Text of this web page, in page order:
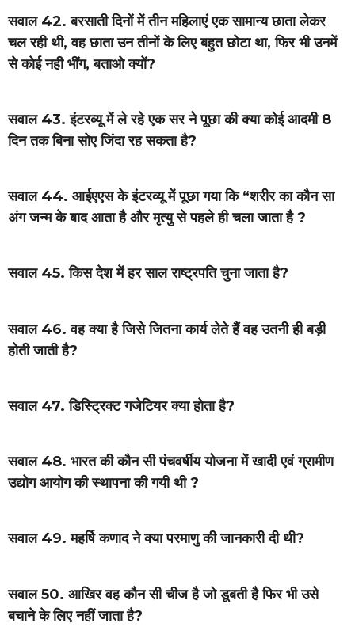
सवाल 42. बरसाती दिनों में तीन महिलाएं एक सामान्य छाता लेकर
चल रही थी, वह छाता उन तीनों के लिए बहुत छोटा था, फिर भी उनमें
से कोई नही भींग, बताओ क्यों?
सवाल 43. इंटरव्यू में ले रहे एक सर ने पूछा की क्या कोई आदमी 8
दिन तक बिना सोए जिंदा रह सकता है?
सवाल 44. आईएएस के इंटरव्यू में पूछा गया कि “शरीर का कौन सा
अंग जन्म के बाद आता है और मृत्यु से पहले ही चला जाता है ?
सवाल 45. किस देश में हर साल राष्ट्रपति चुना जाता है?
सवाल 46. वह क्या है जिसे जितना कार्य लेते हैं वह उतनी ही बड़ी
होती जाती है?
सवाल 47. डिस्ट्रिक्ट गजेटियर क्या होता है?
सवाल 48. भारत की कौन सी पंचवर्षीय योजना में खादी एवं ग्रामीण
उद्योग आयोग की स्थापना की गयी थी ?
सवाल 49. महर्षि कणाद ने क्या परमाणु की जानकारी दी थी?
सवाल 50. आखिर वह कौन सी चीज है जो डूबती है फिर भी उसे
बचाने के लिए नहीं जाता है?